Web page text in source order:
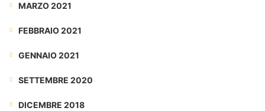
MARZO 2021
FEBBRAIO 2021
GENNAIO 2021
SETTEMBRE 2020
DICEMBRE 2018